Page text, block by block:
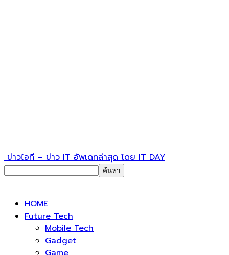
ข่าวไอที – ข่าว IT อัพเดทล่าสุด โดย IT DAY
HOME
Future Tech
Mobile Tech
Gadget